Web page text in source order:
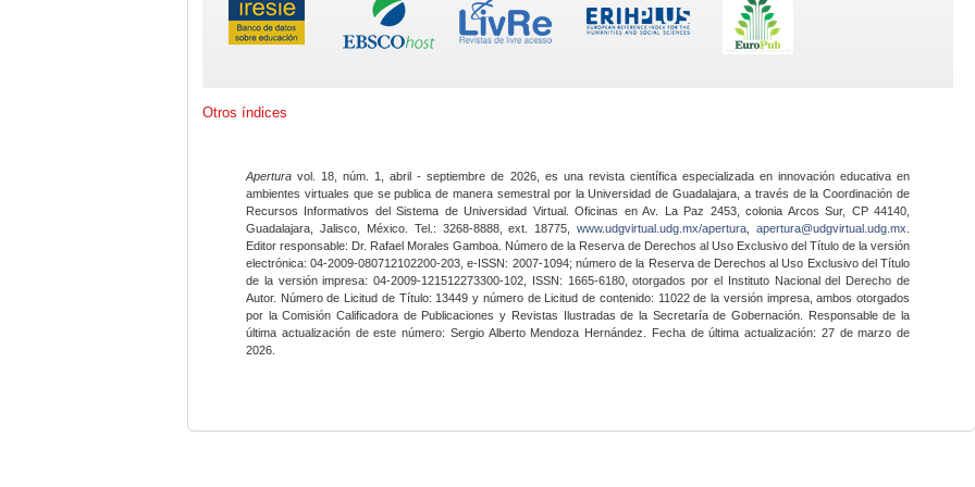
Otros índices
Apertura vol. 18, núm. 1, abril - septiembre de 2026, es una revista científica especializada en innovación educativa en
ambientes virtuales que se publica de manera semestral por la Universidad de Guadalajara, a través de la Coordinación de
Recursos Informativos del Sistema de Universidad Virtual. Oficinas en Av. La Paz 2453, colonia Arcos Sur, CP 44140,
Guadalajara, Jalisco, México. Tel.: 3268-8888, ext. 18775,www.udgvirtual.udg.mx/apertura apertura@udgvirtual.udg.mx
Editor responsable: Dr. Rafael Morales Gamboa. Número de la Reserva de Derechos al Uso Exclusivo del Título de la versión
electrónica: 04-2009-080712102200-203, e-ISSN: 2007-1094; número de la Reserva de Derechos al Uso Exclusivo del Título
de la versión impresa: 04-2009-121512273300-102, ISSN: 1665-6180, otorgados por el Instituto Nacional del Derecho de
Autor. Número de Licitud de Título: 13449 y número de Licitud de contenido: 11022 de la versión impresa, ambos otorgados
por la Comisión Calificadora de Publicaciones y Revistas Ilustradas de la Secretaría de Gobernación. Responsable de la
última actualización de este número: Sergio Alberto Mendoza Hernández. Fecha de última actualización: 27 de marzo de
2026.